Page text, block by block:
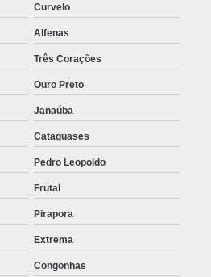
Curvelo
Alfenas
Três Corações
Ouro Preto
Janaúba
Cataguases
Pedro Leopoldo
Frutal
Pirapora
Extrema
Congonhas